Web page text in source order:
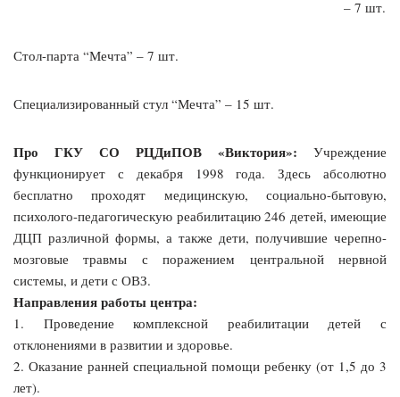
– 7 шт.
Стол-парта “Мечта” – 7 шт.
Специализированный стул “Мечта” – 15 шт.
Про ГКУ СО РЦДиПОВ «Виктория»: Учреждение
функционирует с декабря 1998 года. Здесь абсолютно
бесплатно проходят медицинскую, социально-бытовую,
психолого-педагогическую реабилитацию 246 детей, имеющие
ДЦП различной формы, а также дети, получившие черепно-
мозговые травмы с поражением центральной нервной
системы, и дети с ОВЗ.
Направления работы центра:
1. Проведение комплексной реабилитации детей с
отклонениями в развитии и здоровье.
2. Оказание ранней специальной помощи ребенку (от 1,5 до 3
лет).